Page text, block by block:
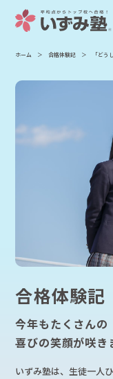
ホーム 合格体験記 「どう
合格体験記
今年もたくさんの
喜びの笑顔が咲き
いずみ塾は、生徒一人